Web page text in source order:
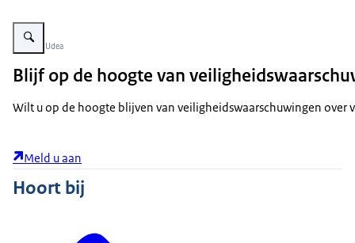
Vergroot afbeelding Rauw Power Kefir Hangop van Raw Milk Company
Beeld: © Udea
Blijf op de hoogte van
Wilt u op de hoogte blijven van veiligheidswaarschuwingen
Meld u aan
Hoort bij